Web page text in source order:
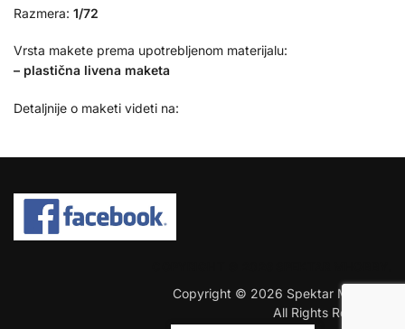
Razmera: 1/72
Vrsta makete prema upotrebljenom materijalu:
– plastična livena maketa
Detaljnije o maketi videti na:
Copyright © 2026 Spektar MHobby.
All Rights Reserved.